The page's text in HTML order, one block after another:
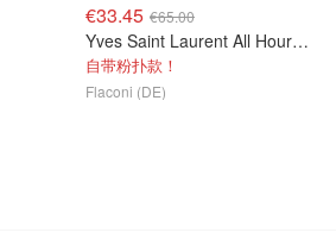
€33.45 €65.00
Yves Saint Laurent All Hours 定妆粉饼
自带粉扑款！
Flaconi (DE)